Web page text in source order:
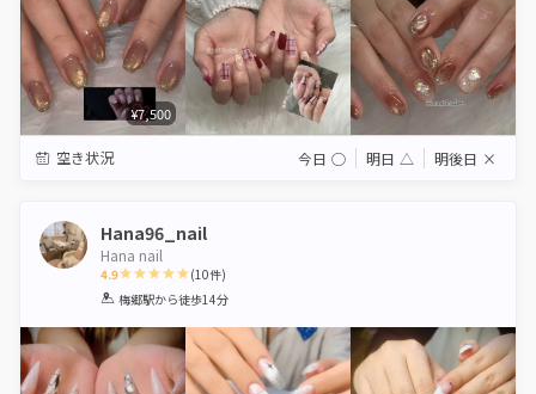
¥7,500
空き状況 今日 ◯ 明日 △ 明後日 ×
Hana96_nail
Hana nail
4.9
1 2 3 4 5
(10件)
梅郷駅から徒歩14分